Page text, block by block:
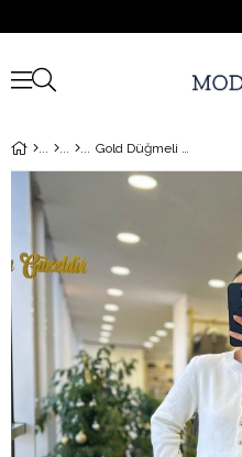
Gold Düğmeli Ekru Hırka